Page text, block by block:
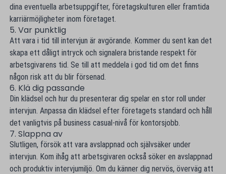
dina eventuella arbetsuppgifter, företagskulturen eller framtida
karriärmöjligheter inom företaget.
5. Var punktlig
Att vara i tid till intervjun är avgörande. Kommer du sent kan det
skapa ett dåligt intryck och signalera bristande respekt för
arbetsgivarens tid. Se till att meddela i god tid om det finns
någon risk att du blir försenad.
6. Klä dig passande
Din klädsel och hur du presenterar dig spelar en stor roll under
intervjun. Anpassa din klädsel efter företagets standard och håll
det vanligtvis på business casual-nivå för kontorsjobb.
7. Slappna av
Slutligen, försök att vara avslappnad och självsäker under
intervjun. Kom ihåg att arbetsgivaren också söker en avslappnad
och produktiv intervjumiljö. Om du känner dig nervös, överväg att